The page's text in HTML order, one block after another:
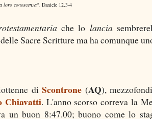
conoscenza". Daniele 12,3-4
che lo lancia
Sacre Scritture ma ha comunque
di Scontrone (AQ),
Chiavatti. L'anno scorso correva la
buon 8:47.00; buono come lo